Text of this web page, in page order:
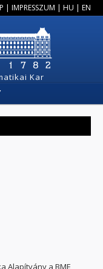
| IMPRESSZUM | HU | EN
Kar
Alapítvány a BME